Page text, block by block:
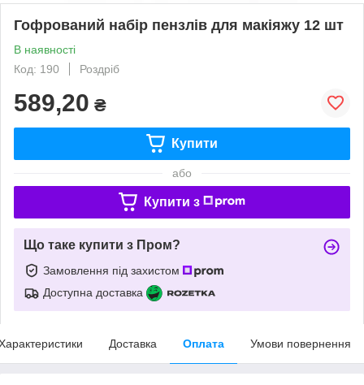
Гофрований набір пензлів для макіяжу 12 шт
В наявності
Код: 190
Роздріб
589,20 ₴
Купити
або
Купити з
Що таке купити з Пром?
Замовлення під захистом
Доступна доставка
Доставка Оплата Умови повернення